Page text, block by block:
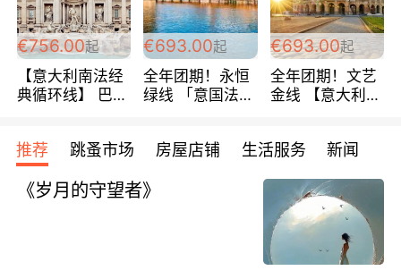
€756.00起
【意大利南法经
典循环线】 巴黎
宾馆 108欧/天起
全程756欧/位
€693.00起
全年团期！永恒
绿线 「意国法
欧/天起 ~包拼房
€693.00起
全年团期！文艺
金线 【意大利一
每周铁发！
推荐 跳蚤市场 房屋店铺 生活服务 新闻
《岁月的守望者》